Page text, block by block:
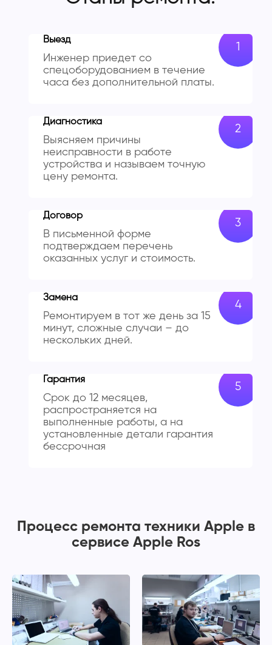
Выезд
Инженер приедет со
спецоборудованием в течение
часа без дополнительной платы.
Диагностика
Выясняем причины
неисправности в работе
устройства и называем точную
цену ремонта.
Договор
В письменной форме
подтверждаем перечень
оказанных услуг и стоимость.
Замена
Ремонтируем в тот же день за 15
минут, сложные случаи – до
нескольких дней.
Гарантия
Срок до 12 месяцев,
распространяется на
выполненные работы, а на
установленные детали гарантия
бессрочная
Процесс ремонта техники Apple в
сервисе Apple Ros